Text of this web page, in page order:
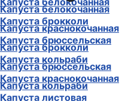
Капуста брокколи
Капуста брюссельская
Капуста кольраби
Капуста краснокочанная
Капуста листовая
Капуста белокочанная
Капуста краснокочанная
Капуста брокколи
Капуста брюссельская
Капуста кольраби